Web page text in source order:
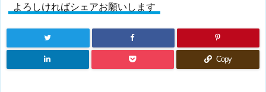
よろしければシェアお願いします
Copy